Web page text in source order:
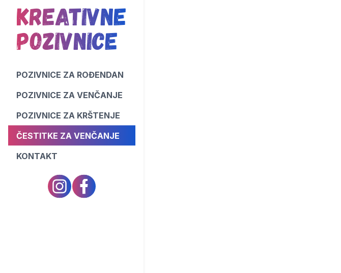
Kreativne
Pozivnice
POZIVNICE ZA ROĐENDAN
POZIVNICE ZA VENČANJE
POZIVNICE ZA KRŠTENJE
ČESTITKE ZA VENČANJE
KONTAKT